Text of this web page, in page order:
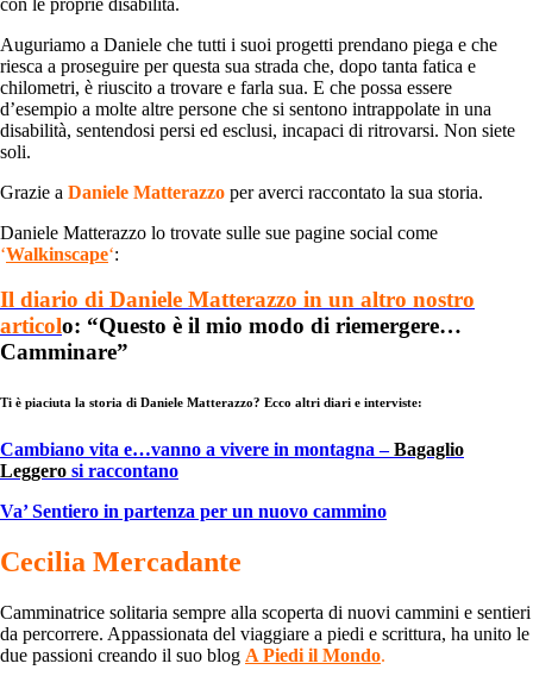
Auguriamo a Daniele che tutti i suoi progetti prendano piega e che
riesca a proseguire per questa sua strada che, dopo tanta fatica e
chilometri, è riuscito a trovare e farla sua. E che possa essere
d’esempio a molte altre persone che si sentono intrappolate in una
disabilità, sentendosi persi ed esclusi, incapaci di ritrovarsi. Non siete
soli.
Grazie a Daniele Matterazzo per averci raccontato la sua storia.
Daniele Matterazzo lo trovate sulle sue pagine social come
‘Walkinscape‘:
Il diario di Daniele Matterazzo in un altro nostro
articolo: “Questo è il mio modo di riemergere…
Camminare”
Ti è piaciuta la storia di Daniele Matterazzo? Ecco altri diari e interviste:
Cambiano vita e…vanno a vivere in montagna –Bagaglio
Leggero si raccontano
Va’ Sentiero in partenza per un nuovo cammino
Cecilia Mercadante
Camminatrice solitaria sempre alla scoperta di nuovi cammini e sentieri
da percorrere. Appassionata del viaggiare a piedi e scrittura, ha unito le
due passioni creando il suo blog A Piedi il Mondo.